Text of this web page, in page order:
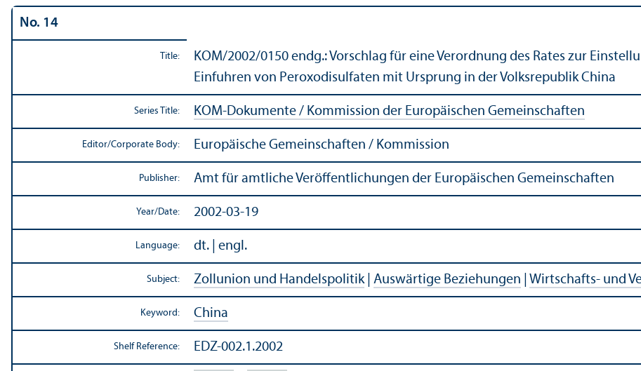
No. 14
Title: KOM/2002/0150 endg.: Vorschlag für eine Verordnung des Rates zur
Einfuhren von Peroxodisulfaten mit Ursprung in der Volksrepublik China
Series Title: KOM-Dokumente / Kommission der Europäischen Gemeinschaften
Editor/Corporate Body: Europäische Gemeinschaften / Kommission
Publisher: Amt für amtliche Veröffentlichungen der Europäischen Gemeinschaften
Year/Date: 2002-03-19
Language: dt. | engl.
Subject: Zollunion und Handelspolitik| Auswärtige Beziehungen Wirtschafts- und
Keyword: China
Shelf Reference: EDZ-002.1.2002